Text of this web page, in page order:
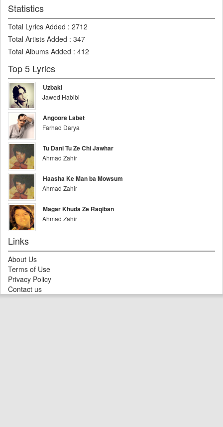
Statistics
Total Lyrics Added : 2712
Total Artists Added : 347
Total Albums Added : 412
Top 5 Lyrics
Uzbaki
Jawed Habibi
Angoore Labet
Farhad Darya
Tu Dani Tu Ze Chi Jawhar
Ahmad Zahir
Haasha Ke Man ba Mowsum
Ahmad Zahir
Magar Khuda Ze Raqiban
Ahmad Zahir
Links
About Us
Terms of Use
Privacy Policy
Contact us